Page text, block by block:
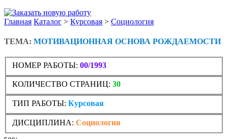
Главная Каталог > Курсовая > Социология
ТЕМА: МОТИВАЦИОННАЯ ОСНОВА РОЖДАЕМОСТИ
НОМЕР РАБОТЫ: 00/1993
КОЛИЧЕСТВО СТРАНИЦ: 30
ТИП РАБОТЫ: Курсовая
ДИСЦИПЛИНА: Социология